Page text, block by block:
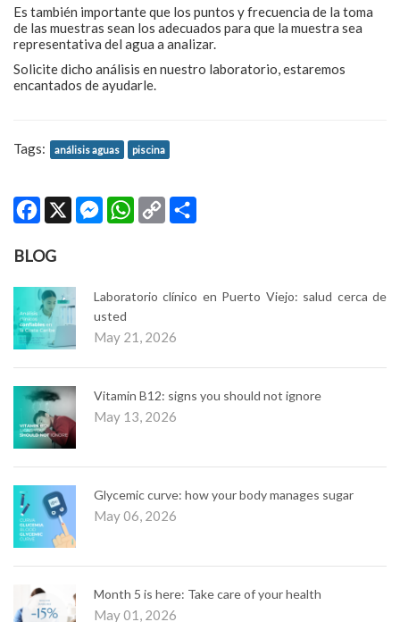
Es también importante que los puntos y frecuencia de la toma
de las muestras sean los adecuados para que la muestra sea
representativa del agua a analizar.
Solicite dicho análisis en nuestro laboratorio, estaremos
encantados de ayudarle.
Tags: análisis aguas piscina
Facebook
X MessengerWhatsApp
Copy
BLOG
Laboratorio clínico en Puerto Viejo: salud cerca de
usted
May 21, 2026
Vitamin B12: signs you should not ignore
May 13, 2026
Glycemic curve: how your body manages sugar
May 06, 2026
Month 5 is here: Take care of your health
May 01, 2026